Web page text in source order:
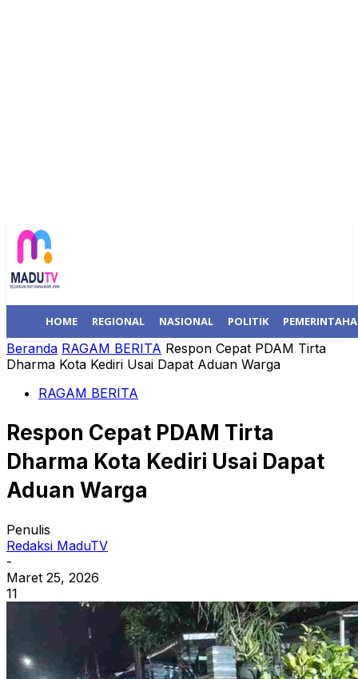
HOME REGIONAL NASIONAL POLITIK
Beranda RAGAM BERITA Respon Cepat PDAM Tirta
Dharma Kota Kediri Usai Dapat Aduan Warga
RAGAM BERITA
Respon Cepat PDAM Tirta
Dharma Kota Kediri Usai Dapat
Aduan Warga
Penulis
Redaksi MaduTV
-
Maret 25, 2026
11